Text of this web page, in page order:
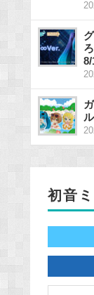
8/
初音